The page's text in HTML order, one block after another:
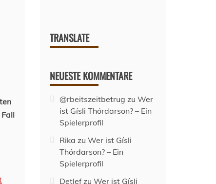
TRANSLATE
NEUESTE KOMMENTARE
@rbeitszeitbetrug zuWer
ist Gísli Thórdarson? – Ein
Spielerprofil
Rika zuWer ist Gísli
Thórdarson? – Ein
Spielerprofil
DetlefzuWer ist Gísli